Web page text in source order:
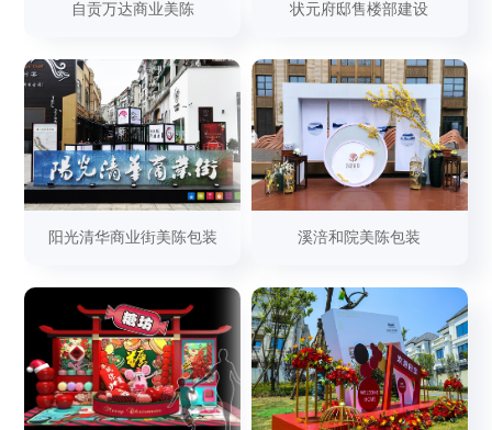
自贡万达商业美陈 状元府邸售楼部建设
阳光清华商业街美陈包装 溪涪和院美陈包装